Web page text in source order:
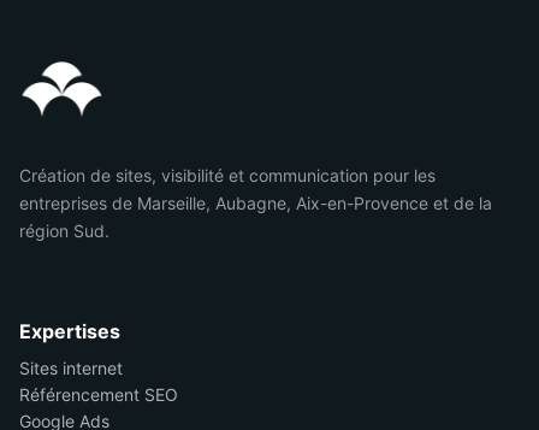
Création de sites, visibilité et communication pour les
entreprises de Marseille, Aubagne, Aix-en-Provence et de la
région Sud.
Expertises
Sites internet
Référencement SEO
Google Ads